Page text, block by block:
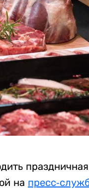
на пресс-